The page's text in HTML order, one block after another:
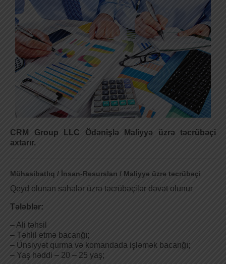
CRM Group LLC Ödənişlə Maliyyə üzrə təcrübəçi
axtarır.
Mühasibatlıq / İnsan-Resursları / Maliyyə üzrə təcrübəçi
Qeyd olunan sahələr üzrə təcrübəçilər dəvət olunur
Tələblər:
– Ali təhsil
– Təhlil etmə bacarığı;
– Ünsiyyət qurma və komandada işləmək bacarığı;
– Yaş həddi – 20 – 25 yaş;